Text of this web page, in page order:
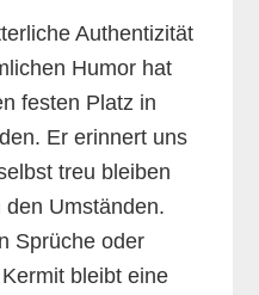
Authentizität
Humor hat
festen Platz in
Er erinnert uns
treu bleiben
Umständen.
Sprüche oder
bleibt eine